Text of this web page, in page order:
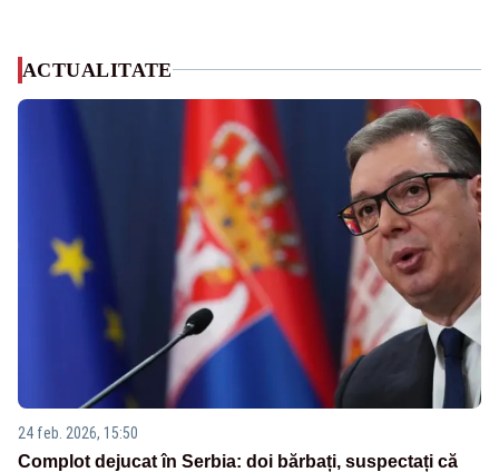
ACTUALITATE
24 feb. 2026, 15:50
Complot dejucat în Serbia: doi bărbați, suspectați că